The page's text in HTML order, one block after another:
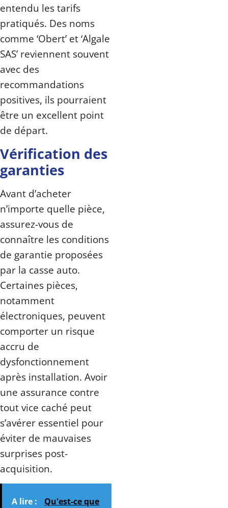
entendu les tarifs
pratiqués. Des noms
comme ‘Obert’ et ‘Algale
SAS’ reviennent souvent
avec des
recommandations
positives, ils pourraient
être un excellent point
de départ.
Vérification des
garanties
Avant d’acheter
n’importe quelle pièce,
assurez-vous de
connaître les conditions
de garantie proposées
par la casse auto.
Certaines pièces,
notamment
électroniques, peuvent
comporter un risque
accru de
dysfonctionnement
après installation. Avoir
une assurance contre
tout vice caché peut
s’avérer essentiel pour
éviter de mauvaises
surprises post-
acquisition.
A lire :
Qu'est-ce que